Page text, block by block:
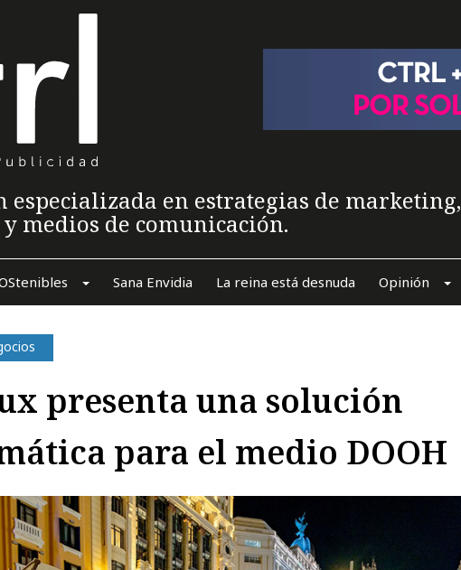
especializada en estrategias de marketing,
medios de comunicación.
Sana Envidia La reina está desnuda Opinión
presenta una solución
para el medio DOOH